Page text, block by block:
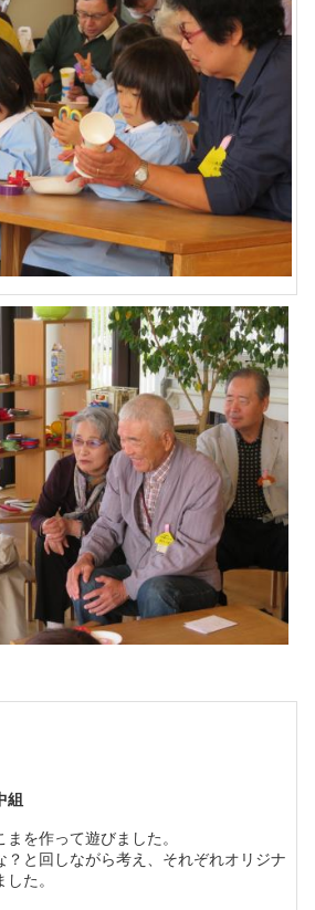
組
を作って遊びました。
？と回しながら考え、それぞれオリジナ
た。